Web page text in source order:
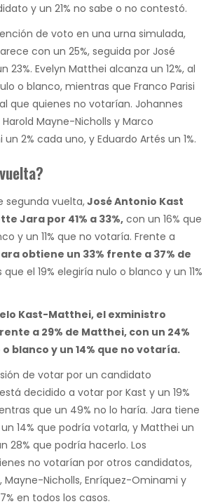
y un 21% no sabe o no contestó.
de voto en una urna simulada,
con un 25%, seguida por José
23%. Evelyn Matthei alcanza un 12%, al
o blanco, mientras que Franco Parisi
que quienes no votarían. Johannes
Harold Mayne-Nicholls y Marco
2% cada uno, y Eduardo Artés un 1%.
segunda vuelta,José Antonio Kast
Jara por 41% a 33%, con un 16% que
y un 11% que no votaría. Frente a
obtiene un 33% frente a 37% de
el 19% elegiría nulo o blanco y un 11%
Kast-Matthei, el exministro
a 29% de Matthei, con un 24%
blanco y un 14% que no votaría.
de votar por un candidato
decidido a votar por Kast y un 19%
que un 49% no lo haría. Jara tiene
14% que podría votarla, y Matthei un
28% que podría hacerlo. Los
no votarían por otros candidatos,
Mayne-Nicholls, Enríquez-Ominami y
en todos los casos.